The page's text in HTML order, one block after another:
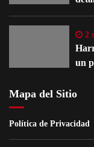
2
un
Mapa del Sitio
Política de Privacidad